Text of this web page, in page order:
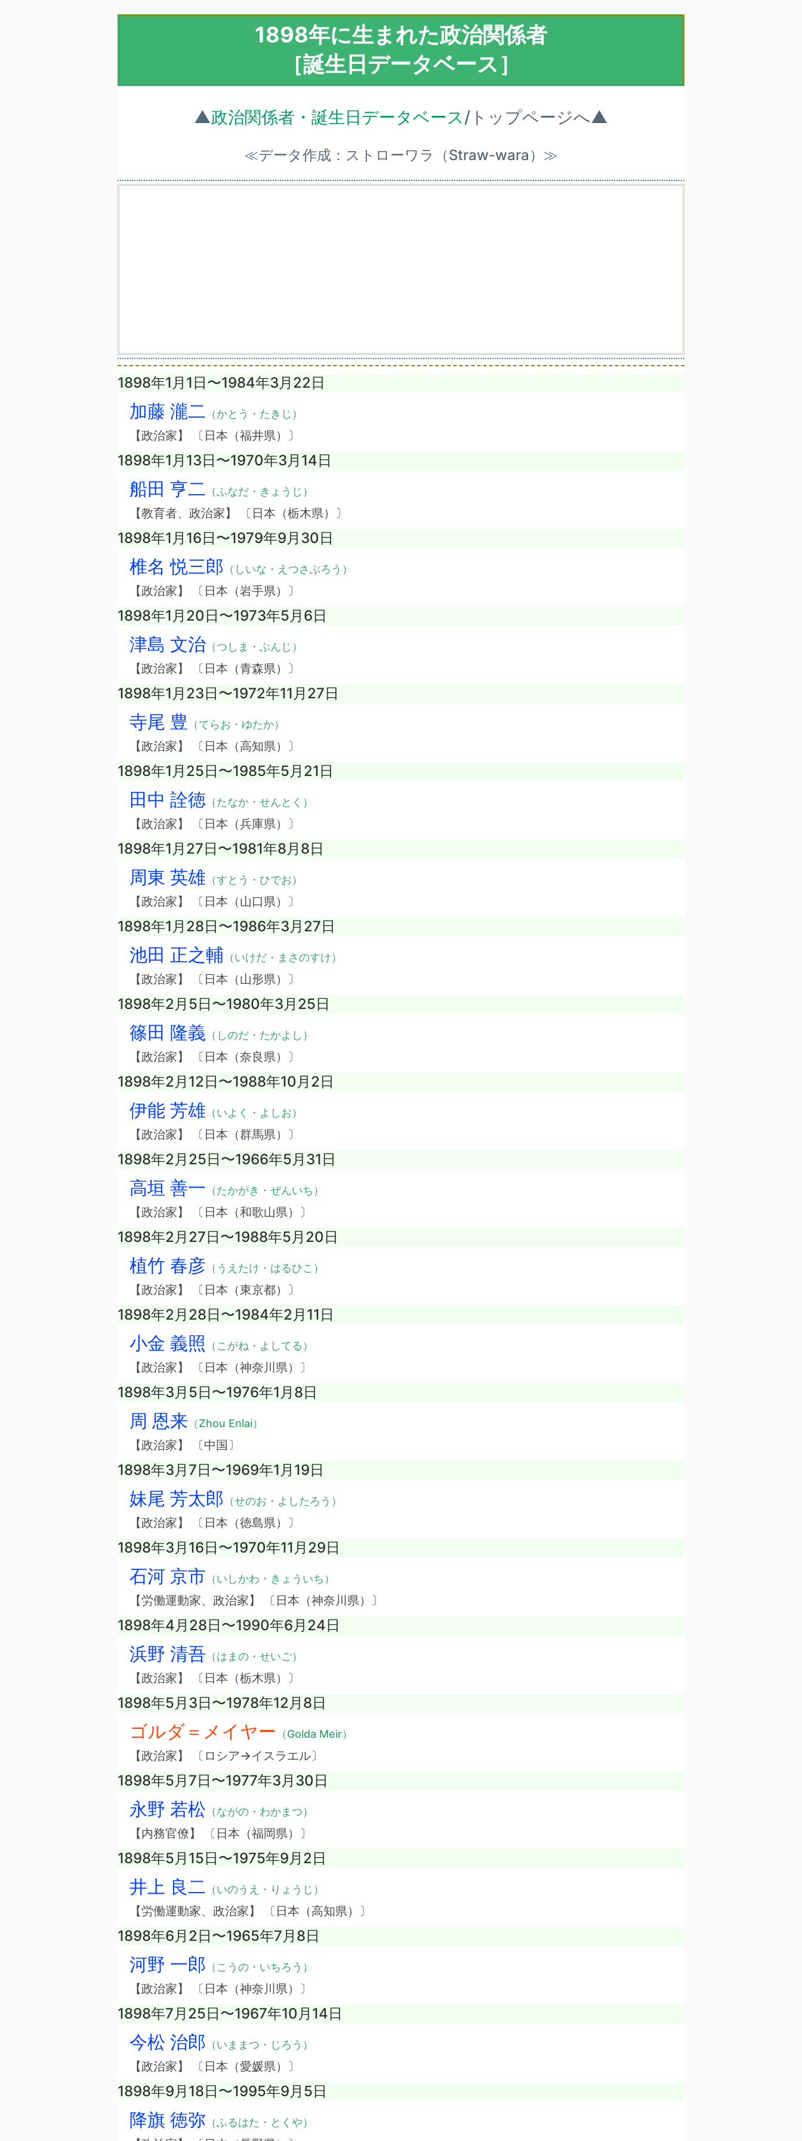
1898年に生まれた政治関係者
［誕生日データベース］
▲政治関係者・誕生日データベース/トップページへ▲
≪データ作成：ストローワラ（Straw-wara）≫
1898年1月1日〜1984年3月22日
加藤 瀧二 （かとう・たきじ）
【政治家】 〔日本（福井県）〕
1898年1月13日〜1970年3月14日
船田 亨二 （ふなだ・きょうじ）
【教育者、政治家】 〔日本（栃木県）〕
1898年1月16日〜1979年9月30日
椎名 悦三郎 （しいな・えつさぶろう）
【政治家】 〔日本（岩手県）〕
1898年1月20日〜1973年5月6日
津島 文治 （つしま・ぶんじ）
【政治家】 〔日本（青森県）〕
1898年1月23日〜1972年11月27日
寺尾 豊 （てらお・ゆたか）
【政治家】 〔日本（高知県）〕
1898年1月25日〜1985年5月21日
田中 詮徳 （たなか・せんとく）
【政治家】 〔日本（兵庫県）〕
1898年1月27日〜1981年8月8日
周東 英雄 （すとう・ひでお）
【政治家】 〔日本（山口県）〕
1898年1月28日〜1986年3月27日
池田 正之輔 （いけだ・まさのすけ）
【政治家】 〔日本（山形県）〕
1898年2月5日〜1980年3月25日
篠田 隆義 （しのだ・たかよし）
【政治家】 〔日本（奈良県）〕
1898年2月12日〜1988年10月2日
伊能 芳雄 （いよく・よしお）
【政治家】 〔日本（群馬県）〕
1898年2月25日〜1966年5月31日
高垣 善一 （たかがき・ぜんいち）
【政治家】 〔日本（和歌山県）〕
1898年2月27日〜1988年5月20日
植竹 春彦 （うえたけ・はるひこ）
【政治家】 〔日本（東京都）〕
1898年2月28日〜1984年2月11日
小金 義照 （こがね・よしてる）
【政治家】 〔日本（神奈川県）〕
1898年3月5日〜1976年1月8日
周 恩来 （Zhou Enlai）
【政治家】 〔中国〕
1898年3月7日〜1969年1月19日
妹尾 芳太郎 （せのお・よしたろう）
【政治家】 〔日本（徳島県）〕
1898年3月16日〜1970年11月29日
石河 京市 （いしかわ・きょういち）
【労働運動家、政治家】 〔日本（神奈川県）〕
1898年4月28日〜1990年6月24日
浜野 清吾 （はまの・せいご）
【政治家】 〔日本（栃木県）〕
1898年5月3日〜1978年12月8日
ゴルダ＝メイヤー （Golda Meir）
【政治家】 〔ロシア→イスラエル〕
1898年5月7日〜1977年3月30日
永野 若松 （ながの・わかまつ）
【内務官僚】 〔日本（福岡県）〕
1898年5月15日〜1975年9月2日
井上 良二 （いのうえ・りょうじ）
【労働運動家、政治家】 〔日本（高知県）〕
1898年6月2日〜1965年7月8日
河野 一郎 （こうの・いちろう）
【政治家】 〔日本（神奈川県）〕
1898年7月25日〜1967年10月14日
今松 治郎 （いままつ・じろう）
【政治家】 〔日本（愛媛県）〕
1898年9月18日〜1995年9月5日
降旗 徳弥 （ふるはた・とくや）